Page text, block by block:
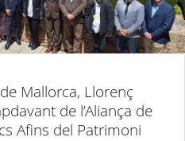
Mallorca, Llorenç
de l’Aliança de
Afins del Patrimoni